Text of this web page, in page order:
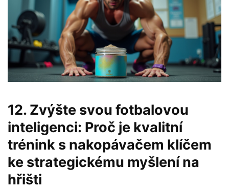
12. Zvýšte svou fotbalovou
inteligenci: Proč je kvalitní
trénink s nakopávačem klíčem
ke strategickému myšlení na
hřišti